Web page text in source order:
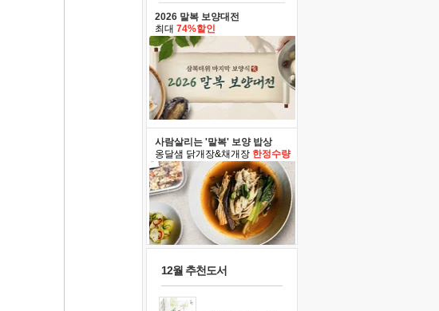
2026 말복 보양대전
최대 74%할인
사람살리는 '말복' 보양 밥상
옹달샘 닭개장&채개장 한정수량
12월 추천도서